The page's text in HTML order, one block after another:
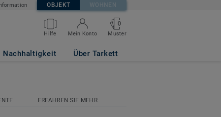
OBJEKT WOHNEN
Hilfe Mein Konto
0
Muster
Nachhaltigkeit Über Tarkett
ERFAHREN SIE MEHR